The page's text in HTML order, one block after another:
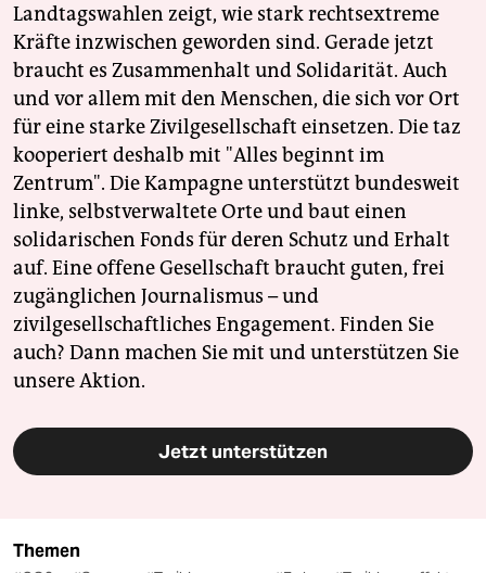
Landtagswahlen zeigt, wie stark rechtsextreme
Kräfte inzwischen geworden sind. Gerade jetzt
braucht es Zusammenhalt und Solidarität. Auch
und vor allem mit den Menschen, die sich vor Ort
für eine starke Zivilgesellschaft einsetzen. Die taz
kooperiert deshalb mit "Alles beginnt im
Zentrum". Die Kampagne unterstützt bundesweit
linke, selbstverwaltete Orte und baut einen
solidarischen Fonds für deren Schutz und Erhalt
auf. Eine offene Gesellschaft braucht guten, frei
zugänglichen Journalismus – und
zivilgesellschaftliches Engagement. Finden Sie
auch? Dann machen Sie mit und unterstützen Sie
unsere Aktion.
Jetzt unterstützen
Themen